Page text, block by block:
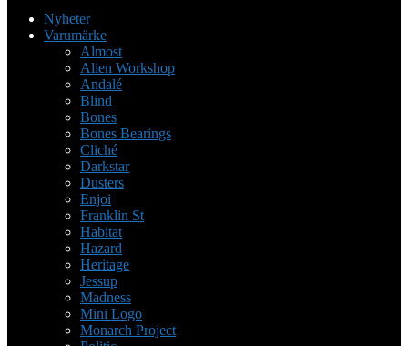
Nyheter
Varumärke
Almost
Alien Workshop
Andalé
Blind
Bones
Bones Bearings
Cliché
Darkstar
Dusters
Enjoi
Franklin St
Habitat
Hazard
Heritage
Jessup
Madness
Mini Logo
Monarch Project